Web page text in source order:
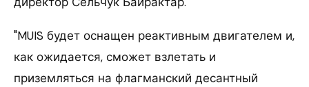
"MUIS будет оснащен реактивным двигателем и,
как ожидается, сможет взлетать и
приземляться на флагманский десантный